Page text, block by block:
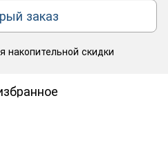
заказ
накопительной скидки